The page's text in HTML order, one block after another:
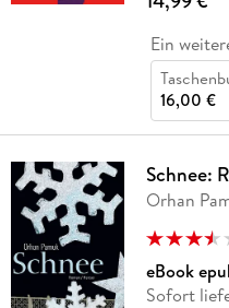
Ein
16,00 €
Schnee:
Orhan
eBook
Sofort